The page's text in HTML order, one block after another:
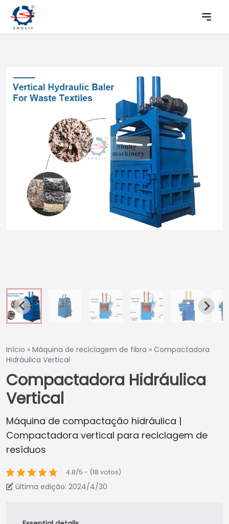
Início » Máquina de reciclagem de fibra » Compactadora
Hidráulica Vertical
Compactadora Hidráulica
Vertical
Máquina de compactação hidráulica |
Compactadora vertical para reciclagem de
resíduos
4.8/5 - (18 votos)
última edição: 2024/4/30